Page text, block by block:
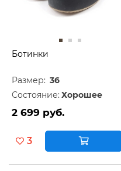
Ботинки
Размер: 36
Состояние: Хорошее
2 699 руб.
3